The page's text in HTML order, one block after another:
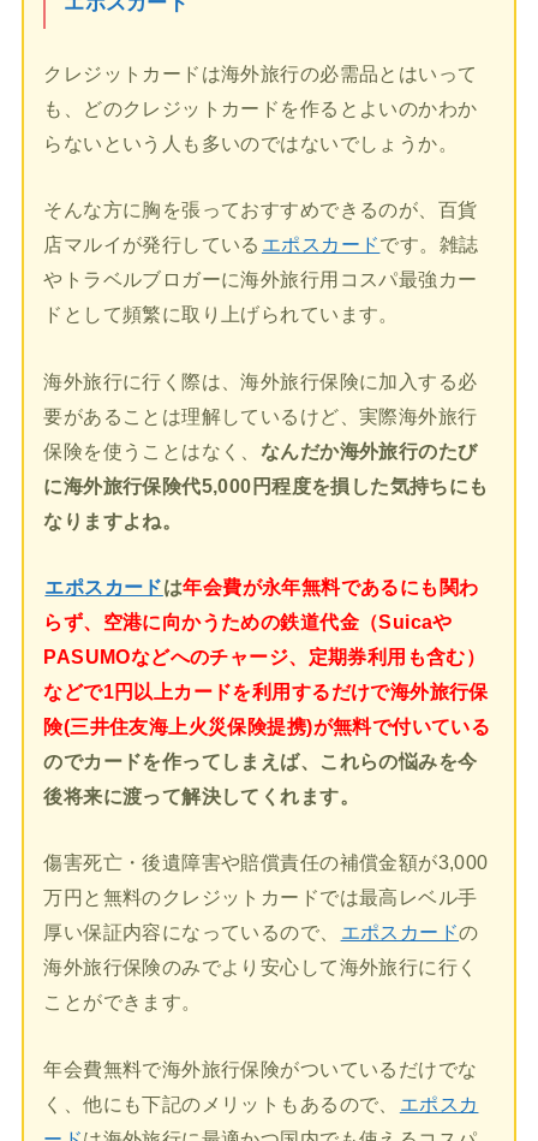
クレジットカードは海外旅行の必需品とはいって
も、どのクレジットカードを作るとよいのかわか
らないという人も多いのではないでしょうか。
そんな方に胸を張っておすすめできるのが、百貨
店マルイが発行している エポスカードです。雑誌
やトラベルブロガーに海外旅行用コスパ最強カー
ドとして頻繁に取り上げられています。
海外旅行に行く際は、海外旅行保険に加入する必
要があることは理解しているけど、実際海外旅行
保険を使うことはなく、 なんだか海外旅行のたび
に海外旅行保険代5,000円程度を損した気持ちにも
なりますよね。
エポスカードは年会費が永年無料であるにも関わ
らず、空港に向かうための鉄道代金（Suicaや
PASUMOなどへのチャージ、定期券利用も含む）
などで1円以上カードを利用するだけで海外旅行保
険(三井住友海上火災保険提携)が無料で付いている
のでカードを作ってしまえば、これらの悩みを今
後将来に渡って解決してくれます。
傷害死亡・後遺障害や賠償責任の補償金額が3,000
万円と無料のクレジットカードでは最高レベル手
厚い保証内容になっているので、
エポスカードの
海外旅行保険のみでより安心して海外旅行に行く
ことができます。
年会費無料で海外旅行保険がついているだけでな
く、他にも下記のメリットもあるので、
エポスカ